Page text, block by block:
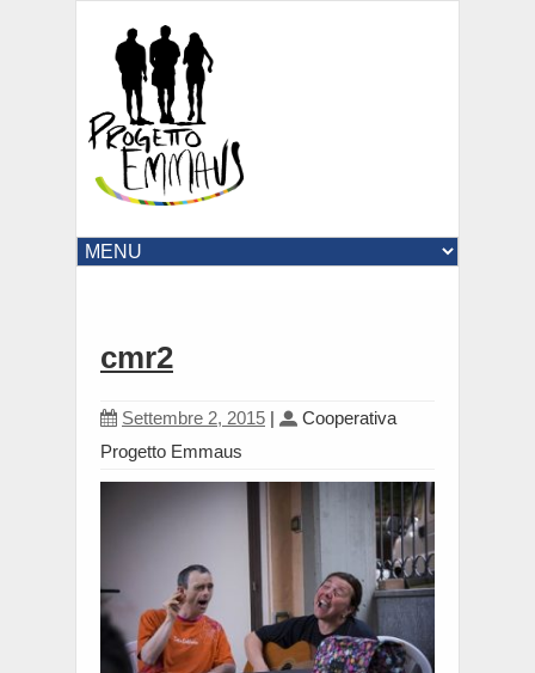
cmr2
Settembre 2, 2015 |
Cooperativa
Progetto Emmaus